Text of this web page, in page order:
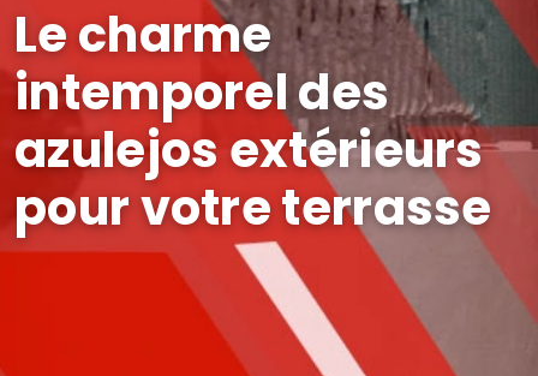
Le charme
intemporel des
azulejos extérieurs
pour votre terrasse